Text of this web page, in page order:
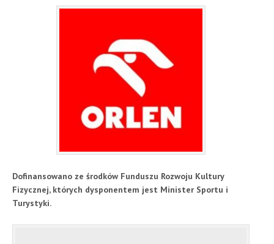
Dofinansowano ze środków Funduszu Rozwoju Kultury
Fizycznej, których dysponentem jest Minister Sportu i
Turystyki.